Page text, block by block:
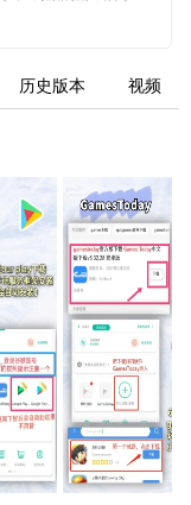
历史版本 视频